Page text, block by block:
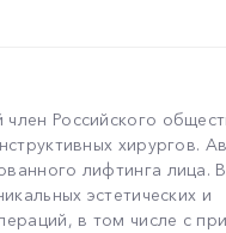
Российского
хирургов.
лифтинга лица.
эстетических и
в том числе с